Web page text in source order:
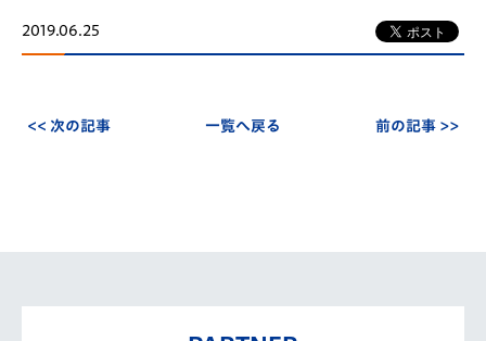
2019.06.25
<< 次の記事 一覧へ戻る 前の記事 >>